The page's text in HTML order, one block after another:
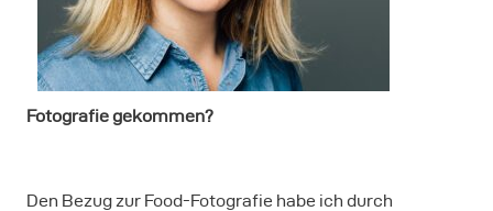
Fotografie gekommen?
Den Bezug zur Food-Fotografie habe ich durch